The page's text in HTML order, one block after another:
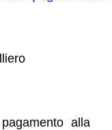
alla